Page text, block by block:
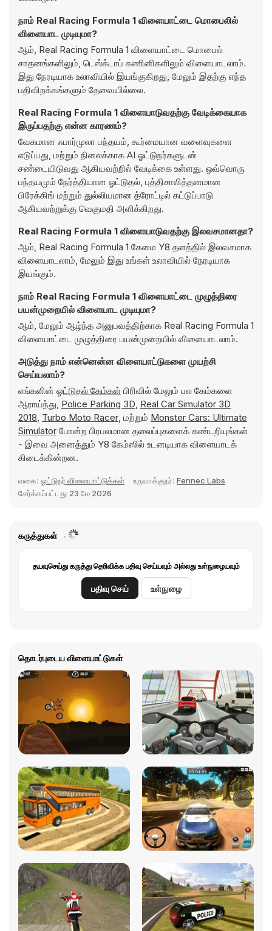
நாம் Real Racing Formula 1 விளையாட்டை மொபைலில்
விளையாட முடியுமா?
ஆம், Real Racing Formula 1 விளையாட்டை மொபைல்
சாதனங்களிலும், டெஸ்க்டாப் கணினிகளிலும் விளையாடலாம்.
இது நேரடியாக உலாவியில் இயங்குகிறது, மேலும் இதற்கு எந்த
பதிவிறக்கங்களும் தேவையில்லை.
Real Racing Formula 1 விளையாடுவதற்கு வேடிக்கையாக
இருப்பதற்கு என்ன காரணம்?
வேகமான ஃபார்முலா பந்தயம், கூர்மையான வளைவுகளை
எடுப்பது, மற்றும் நிலைக்காக AI ஓட்டுநர்களுடன்
சண்டையிடுவது ஆகியவற்றில் வேடிக்கை உள்ளது. ஒவ்வொரு
பந்தயமும் நேர்த்தியான ஓட்டுதல், புத்திசாலித்தனமான
பிரேக்கிங் மற்றும் துல்லியமான த்ரோட்டில் கட்டுப்பாடு
ஆகியவற்றுக்கு வெகுமதி அளிக்கிறது.
Real Racing Formula 1 விளையாடுவதற்கு இலவசமானதா?
ஆம், Real Racing Formula 1 கேமை Y8 தளத்தில் இலவசமாக
விளையாடலாம், மேலும் இது உங்கள் உலாவியில் நேரடியாக
இயங்கும்.
நாம் Real Racing Formula 1 விளையாட்டை முழுத்திரை
பயன்முறையில் விளையாட முடியுமா?
ஆம், மேலும் ஆழ்ந்த அனுபவத்திற்காக Real Racing Formula 1
விளையாட்டை முழுத்திரை பயன்முறையில் விளையாடலாம்.
அடுத்து நாம் என்னென்ன விளையாட்டுகளை முயற்சி
செய்யலாம்?
எங்களின் ஓட்டுதல் கேம்கள் பிரிவில் மேலும் பல கேம்களை
ஆராய்ந்து, Police Parking 3D, Real Car Simulator 3D
2018, Turbo Moto Racer, மற்றும் Monster Cars: Ultimate
Simulator போன்ற பிரபலமான தலைப்புகளைக் கண்டறியுங்கள்
- இவை அனைத்தும் Y8 கேம்ஸில் உடனடியாக விளையாடக்
கிடைக்கின்றன.
வகை: ஓட்டுநர் விளையாட்டுக்கள் உருவாக்குநர்: Fennec Labs
சேர்க்கப்பட்டது 23 மே 2026
கருத்துகள்
தயவுசெய்து கருத்து தெரிவிக்க பதிவு செய்யவும் அல்லது உள்நுழையவும்
பதிவு செய் உள்நுழை
தொடர்புடைய விளையாட்டுகள்